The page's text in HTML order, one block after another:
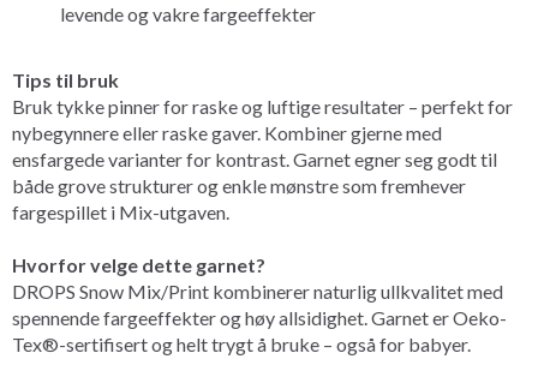
levende og vakre fargeeffekter
Tips til bruk
Bruk tykke pinner for raske og luftige resultater – perfekt for
nybegynnere eller raske gaver. Kombiner gjerne med
ensfargede varianter for kontrast. Garnet egner seg godt til
både grove strukturer og enkle mønstre som fremhever
fargespillet i Mix-utgaven.
Hvorfor velge dette garnet?
DROPS Snow Mix/Print kombinerer naturlig ullkvalitet med
spennende fargeeffekter og høy allsidighet. Garnet er Oeko-
Tex®-sertifisert og helt trygt å bruke – også for babyer.